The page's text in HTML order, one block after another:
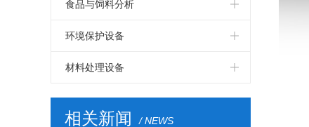
kern便携天平
精睿柱塞泵
PPS小流量进料泵
生物制药
Solida发酵罐
荷兰snijders
食品与饲料分析
BUCHI-凯氏定氮仪
BUCHI全自动凯氏定氮仪
BEHR 凯氏定氮
环境保护设备
BEHR 采样器
BEHR 固相萃取仪
材料处理设备
MMM烘箱
相关新闻 / NEWS